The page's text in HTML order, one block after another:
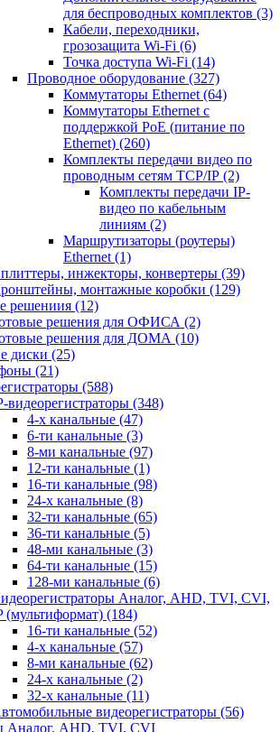
для беспроводных комплектов (3)
Кабели, переходники,
грозозащита Wi-Fi (6)
Точка доступа Wi-Fi (14)
Проводное оборудование (327)
Коммутаторы Ethernet (64)
Коммутаторы Ethernet с
поддержкой PoE (питание по
Ethernet) (260)
Комплекты передачи видео по
проводным сетям TCP/IP (2)
Комплекты передачи IP-
видео по кабельным
линиям (2)
Маршрутизаторы (роутеры)
Ethernet (1)
инжекторы, конвертеры (39)
монтажные коробки (129)
решениия (12)
решения для ОФИСА (2)
решения для ДОМА (10)
диски (25)
(21)
(588)
видеорегистраторы (348)
4-х канальные (47)
6-ти канальные (3)
8-ми канальные (97)
12-ти канальные (1)
16-ти канальные (98)
24-х канальные (8)
32-ти канальные (65)
36-ти канальные (5)
48-ми канальные (3)
64-ти канальные (15)
128-ми канальные (6)
Аналог, AHD, TVI, CVI,
(мультиформат) (184)
16-ти канальные (52)
4-х канальные (57)
8-ми канальные (62)
24-х канальные (2)
32-х канальные (11)
видеорегистраторы (56)
Аналог, AHD, TVI, CVI